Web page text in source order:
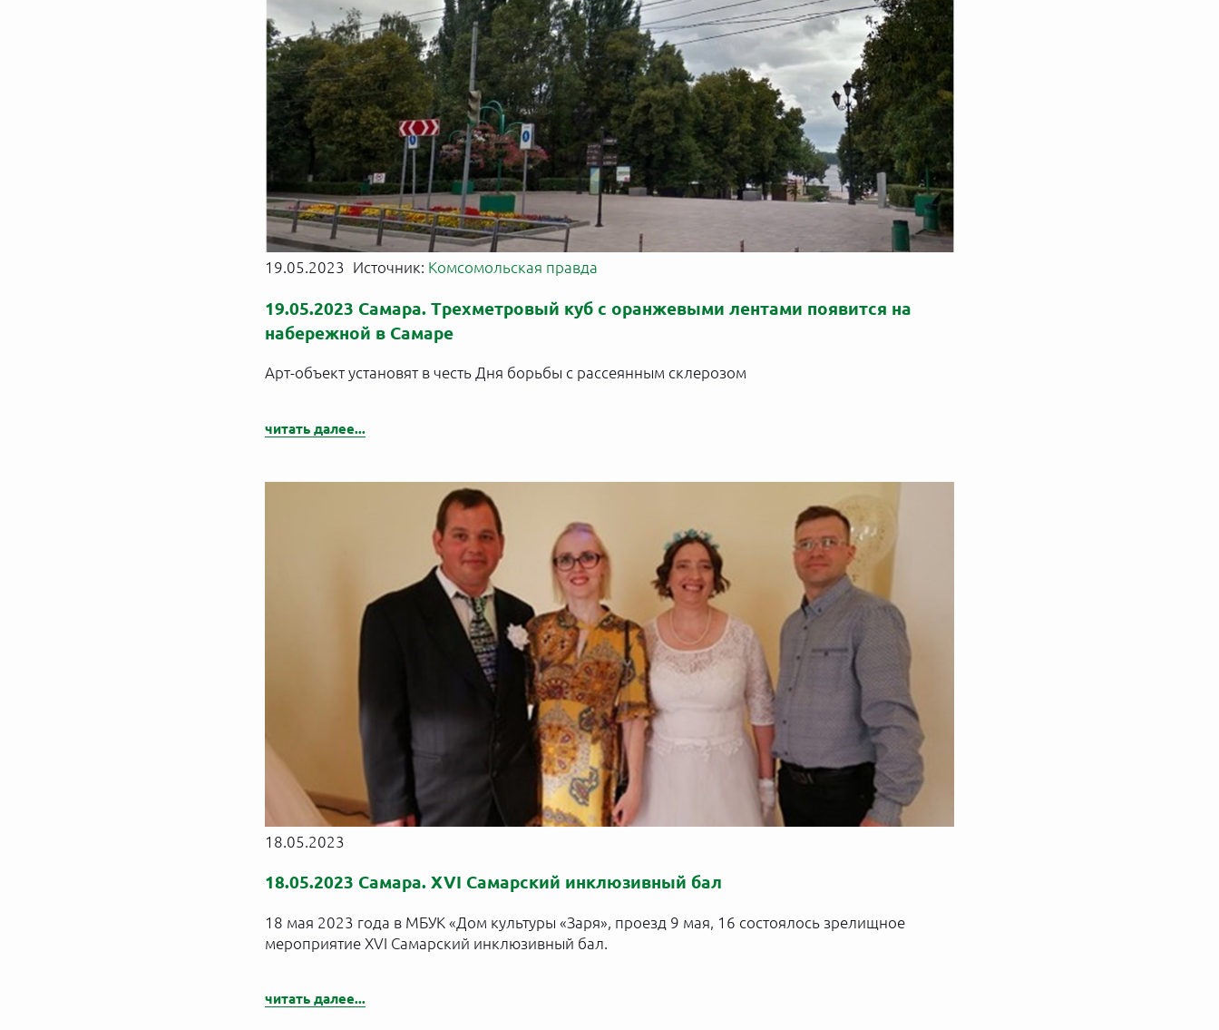
19.05.2023 Источник: Комсомольская правда
19.05.2023 Самара. Трехметровый куб с оранжевыми лентами появится на
набережной в Самаре
Арт-объект установят в честь Дня борьбы с рассеянным склерозом
читать далее...
18.05.2023
18.05.2023 Самара. XVI Самарский инклюзивный бал
18 мая 2023 года в МБУК «Дом культуры «Заря», проезд 9 мая, 16 состоялось зрелищное
мероприятие XVI Самарский инклюзивный бал.
читать далее...